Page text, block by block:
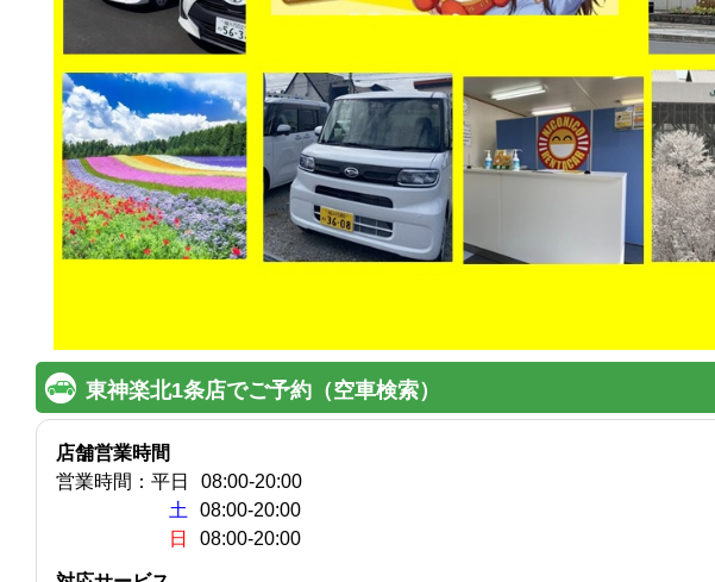
東神楽北1条店でご予約（空車検索）
店舗営業時間
営業時間： 平日 08:00-20:00
土
08:00-20:00
日
08:00-20:00